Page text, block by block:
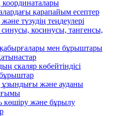
қарапайым есептер
түзудің теңдеулері
косинусы, тангенсы,
мен бұрыштары
скаляр көбейтіндісі
ұзындығы және ауданы
көшіру және бұрылу